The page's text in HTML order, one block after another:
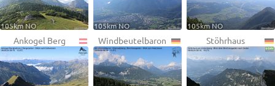
105km NO 105km NO 105km NO
Ankogel Berg Windbeutelbaron Stöhrhaus